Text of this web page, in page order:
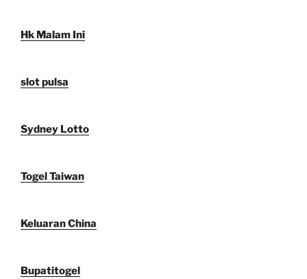
Hk Malam Ini
slot pulsa
Sydney Lotto
Togel Taiwan
Keluaran China
Bupatitogel